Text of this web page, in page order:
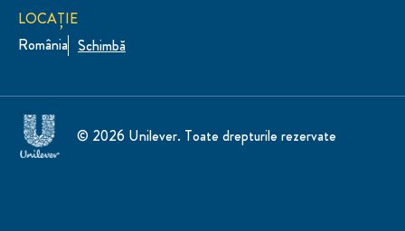
© 2026 Unilever. Toate drepturile rezervate
LOCAȚIE
România Schimbă